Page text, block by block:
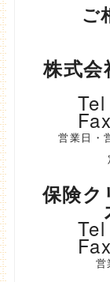
ご
株式
営業日
保険ク